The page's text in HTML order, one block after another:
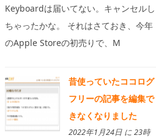
Keyboardは届いてない。キャンセルし
ちゃったかな。 それはさておき、今年
のApple Storeの初売りで、M
昔使っていたココログ
フリーの記事を編集で
きなくなりました
2022年1月24日 に 23時